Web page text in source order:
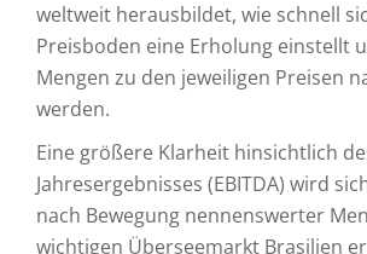
weltweit herausbildet, wie schnell
Preisboden eine Erholung einstellt
Mengen zu den jeweiligen Preisen
werden.
Eine größere Klarheit hinsichtlich
Jahresergebnisses (EBITDA) wird
nach Bewegung nennenswerter
wichtigen Überseemarkt Brasilien